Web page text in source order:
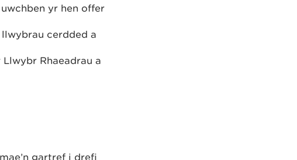
yr hen offer
cerdded a
Rhaeadrau a
gartref i drefi